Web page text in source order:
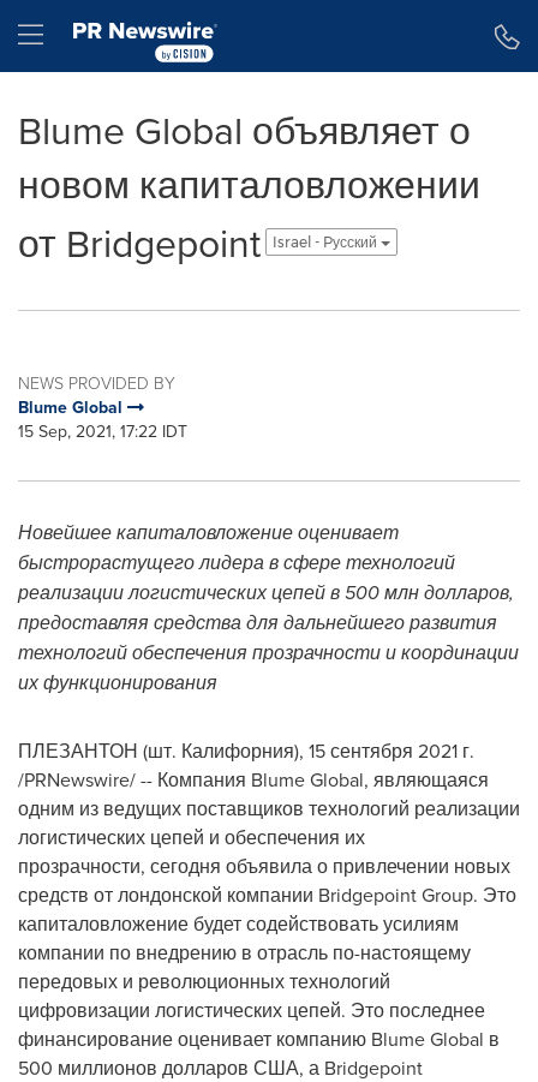
Hamburger menu
Blume Global объявляет о
новом капиталовложении
от Bridgepoint
Israel - Pусский
NEWS PROVIDED BY
Blume Global
15 Sep, 2021, 17:22 IDT
Новейшее капиталовложение оценивает
быстрорастущего лидера в сфере технологий
реализации логистических цепей в 500 млн долларов,
предоставляя средства для дальнейшего развития
технологий обеспечения прозрачности и координации
их функционирования
ПЛЕЗАНТОН (шт. Калифорния), 15 сентября 2021 г.
/PRNewswire/ -- Компания Blume Global, являющаяся
одним из ведущих поставщиков технологий реализации
логистических цепей и обеспечения их
прозрачности, сегодня объявила о привлечении новых
средств от лондонской компании Bridgepoint Group. Это
капиталовложение будет содействовать усилиям
компании по внедрению в отрасль по-настоящему
передовых и революционных технологий
цифровизации логистических цепей. Это последнее
финансирование оценивает компанию Blume Global в
500 миллионов долларов США, а Bridgepoint